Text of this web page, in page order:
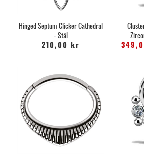
Hinged Septum Clicker Cathedral
- Stål
210,00 kr